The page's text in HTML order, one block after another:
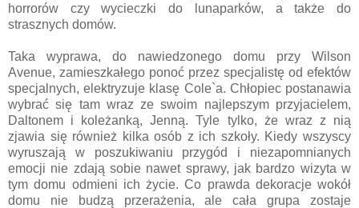
horrorów czy wycieczki do lunaparków, a także do
strasznych domów.
Taka wyprawa, do nawiedzonego domu przy Wilson
Avenue, zamieszkałego ponoć przez specjalistę od efektów
specjalnych, elektryzuje klasę Cole`a. Chłopiec postanawia
wybrać się tam wraz ze swoim najlepszym przyjacielem,
Daltonem i koleżanką, Jenną. Tyle tylko, że wraz z nią
zjawia się również kilka osób z ich szkoły. Kiedy wszyscy
wyruszają w poszukiwaniu przygód i niezapomnianych
emocji nie zdają sobie nawet sprawy, jak bardzo wizyta w
tym domu odmieni ich życie. Co prawda dekoracje wokół
domu nie budzą przerażenia, ale cała grupa zostaje